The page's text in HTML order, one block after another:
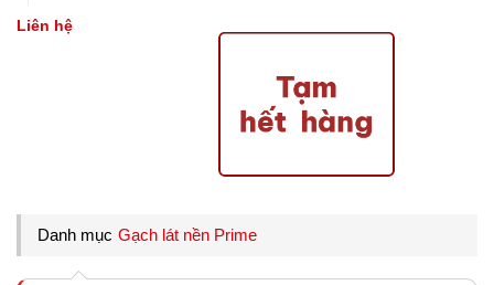
Liên hệ
Danh mục Gạch lát nền Prime